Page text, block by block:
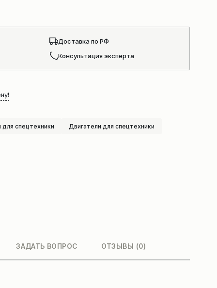
Доставка по РФ
Консультация эксперта
для спецтехники Двигатели для спецтехники
ЗАДАТЬ ВОПРОС ОТЗЫВЫ (0)